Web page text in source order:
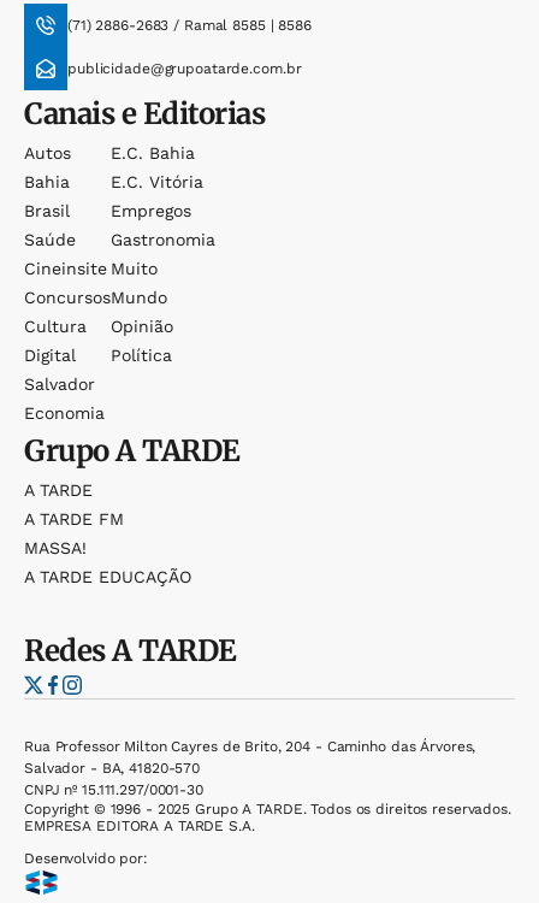
(71) 2886-2683 / Ramal 8585 | 8586
publicidade@grupoatarde.com.br
Canais e Editorias
Autos
Bahia
Brasil
Saúde
Cineinsite
Concursos
Cultura
Digital
Salvador
Economia
E.c. Bahia
E.c. Vitória
Empregos
Gastronomia
Muito
Mundo
Opinião
Política
GrupoA TARDE
A TARDE
A TARDE FM
MASSA!
A TARDE EDUCAÇÃO
RedesA TARDE
Rua Professor Milton Cayres de Brito, 204 - Caminho das Árvores,
Salvador - BA, 41820-570
CNPJ nº 15.111.297/0001-30
Copyright © 1996 - 2025 Grupo A TARDE. Todos os direitos reservados.
EMPRESA EDITORA A TARDE S.A.
Desenvolvido por: